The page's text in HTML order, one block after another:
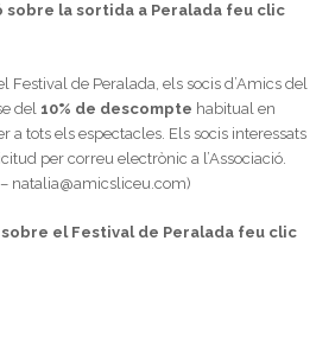
sobre la sortida a Peralada feu clic
Festival de Peralada, els socis d’Amics del
del 10% de descompte habitual en
a tots els espectacles. Els socis interessats
per correu electrònic a l’Associació.
natalia@amicsliceu.com)
el Festival de Peralada feu clic